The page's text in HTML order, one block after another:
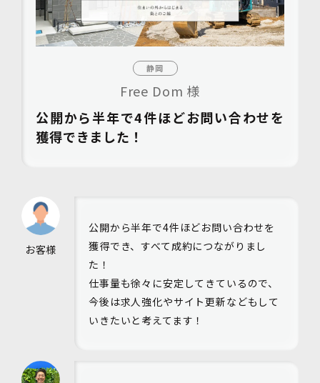
静岡
Free Dom 様
公開から半年で4件ほどお問い合わせを
獲得できました！
お客様
公開から半年で4件ほどお問い合わせを
獲得でき、すべて成約につながりまし
た！
仕事量も徐々に安定してきているので、
今後は求人強化やサイト更新などもして
いきたいと考えてます！